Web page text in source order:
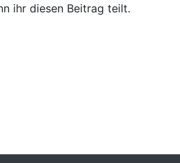
ihr diesen Beitrag teilt.